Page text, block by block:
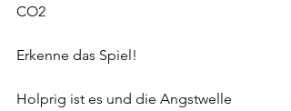
CO2
Erkenne das Spiel!
Holprig ist es und die Angstwelle